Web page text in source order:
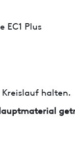
EC1 Plus
halten.